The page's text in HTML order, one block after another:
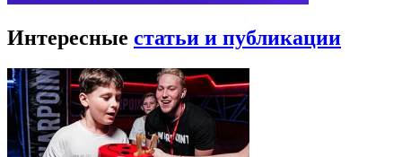
Интересные статьи и публикации